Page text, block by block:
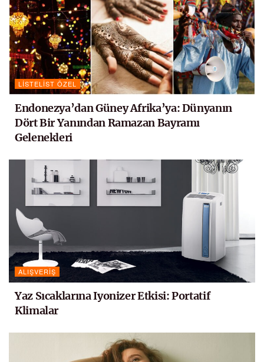
LISTELIST ÖZEL
Endonezya’dan Güney Afrika’ya: Dünyanın
Dört Bir Yanından Ramazan Bayramı
Gelenekleri
ALIŞVERIŞ
Yaz Sıcaklarına Iyonizer Etkisi: Portatif
Klimalar